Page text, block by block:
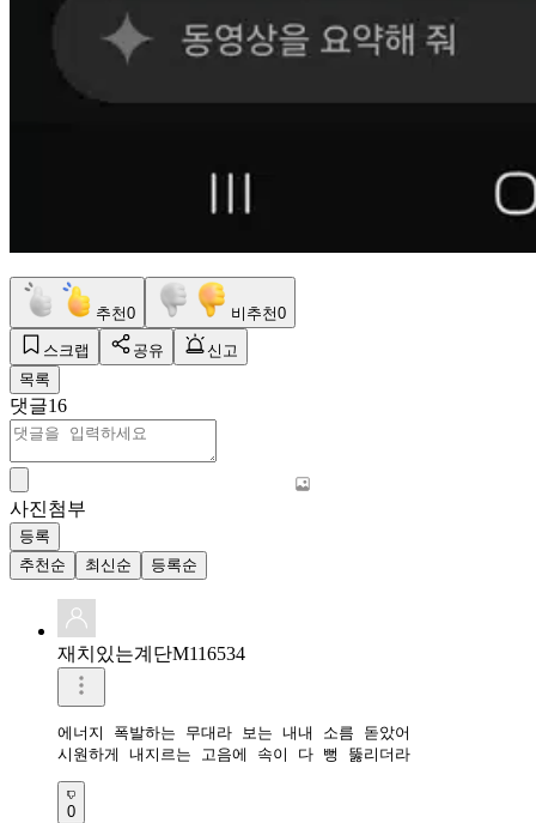
추천0 비추천0
스크랩 공유
신고
목록
댓글16
사진첨부
등록
추천순
최신순 등록순
재치있는계단M116534
에너지 폭발하는 무대라 보는 내내 소름 돋았어
시원하게 내지르는 고음에 속이 다 뻥 뚫리더라
0